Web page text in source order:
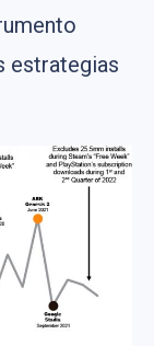
estrategias